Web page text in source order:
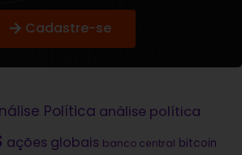
Cadastre-se
Política análise política
ações globais banco central bitcoin